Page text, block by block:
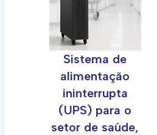
Sistema de
alimentação
ininterrupta
(UPS) para o
setor de saúde,